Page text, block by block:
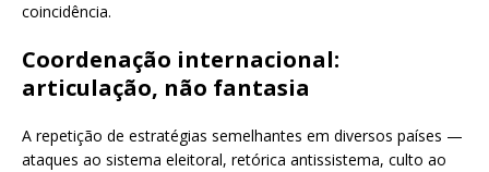
coincidência.
Coordenação internacional:
articulação, não fantasia
A repetição de estratégias semelhantes em diversos países —
ataques ao sistema eleitoral, retórica antissistema, culto ao